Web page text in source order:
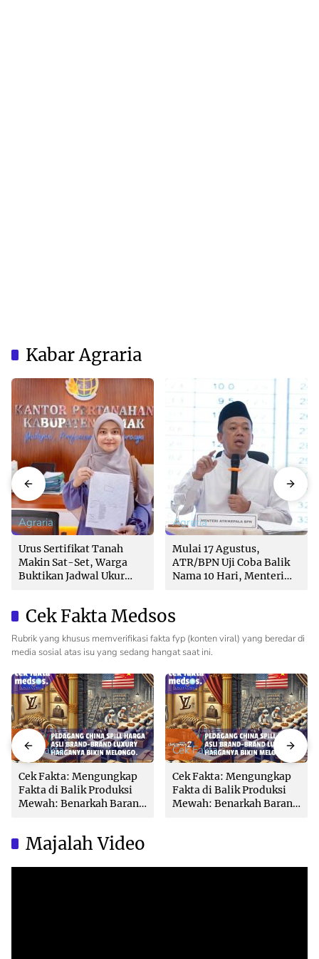
Kabar Agraria
Agraria
Urus Sertifikat Tanah
Makin Sat-Set, Warga
Buktikan Jadwal Ukur
Agraria
Mulai 17 Agustus,
ATR/BPN Uji Coba Balik
Nama 10 Hari, Menteri
Cek Fakta Medsos
Rubrik yang khusus memverifikasi fakta fyp (konten viral) yang beredar di
media sosial atas isu yang sedang hangat saat ini.
Cek Fakta
Cek Fakta: Mengungkap
Fakta di Balik Produksi
Mewah: Benarkah Barang
Cek Fakta
Cek Fakta: Mengungkap
Fakta di Balik Produksi
Mewah: Benarkah Barang
Majalah Video